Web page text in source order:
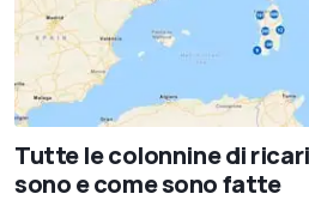
Tutte le colonnine di
sono e come sono fatte